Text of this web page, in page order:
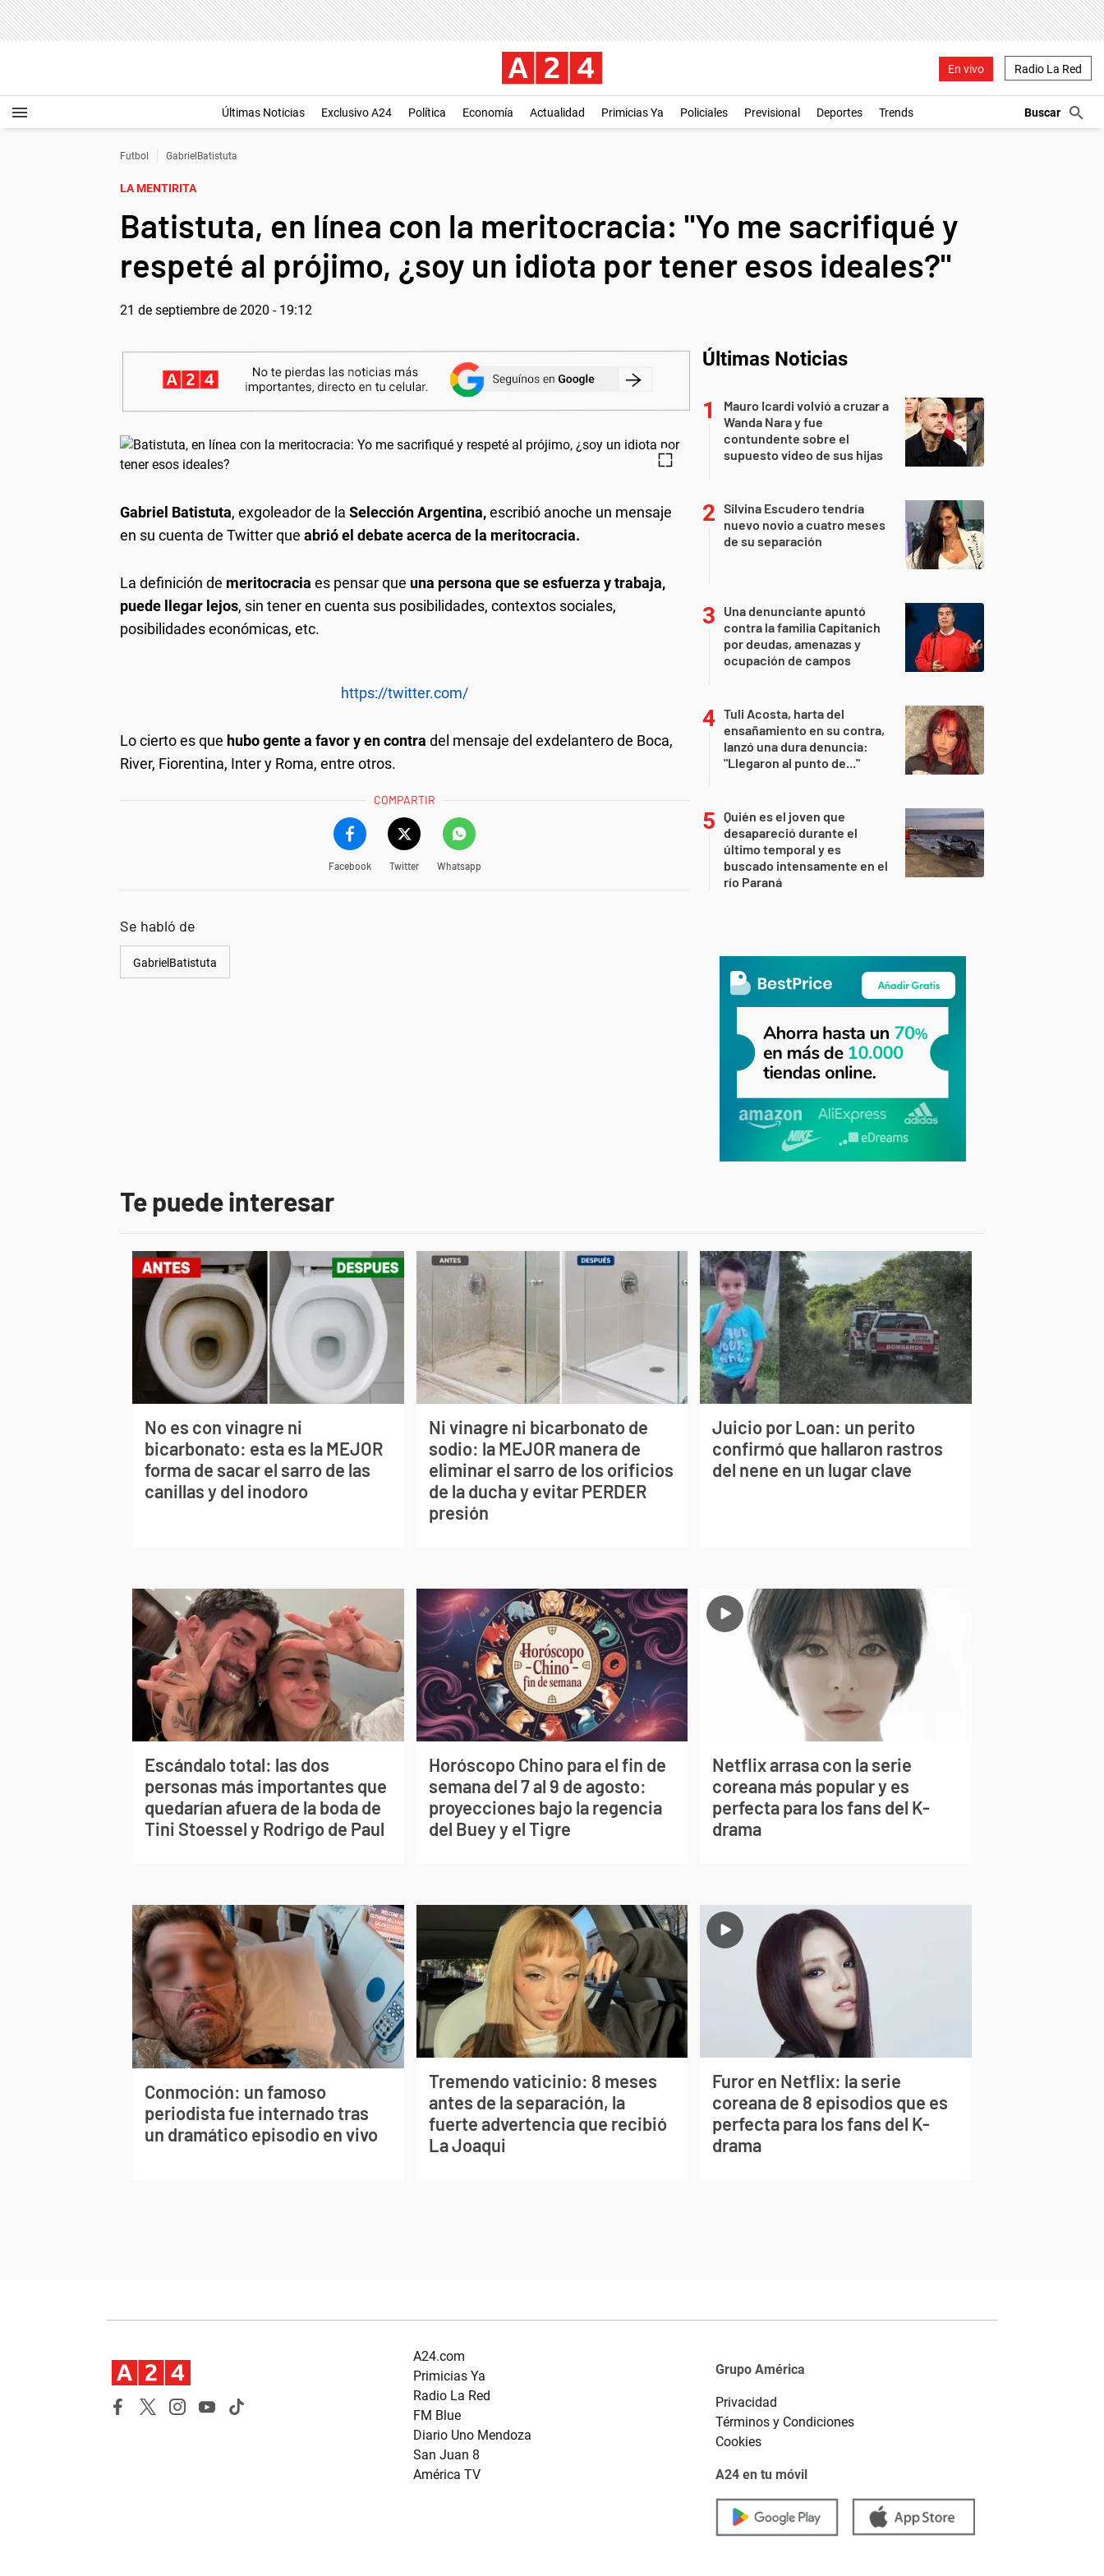
En vivo Radio La Red
Últimas Noticias Exclusivo A24 Política Economía Actualidad Primicias Ya Policiales Previsional Deportes Trends
Futbol GabrielBatistuta
LA MENTIRITA
Batistuta, en línea con la meritocracia: "Yo me sacrifiqué y
respeté al prójimo, ¿soy un idiota por tener esos ideales?"
21 de septiembre de 2020 - 19:12
Gabriel Batistuta, exgoleador de la Selección Argentina,escribió anoche un mensaje
en su cuenta de Twitter que abrió el debate acerca de la meritocracia.
La definición de meritocracia es pensar que una persona que se esfuerza y trabaja,
puede llegar lejos, sin tener en cuenta sus posibilidades, contextos sociales,
posibilidades económicas, etc.
https://twitter.com/
Lo cierto es que hubo gente a favor y en contra del mensaje del exdelantero de Boca,
River, Fiorentina, Inter y Roma, entre otros.
COMPARTIR
Facebook Twitter Whatsapp
Se habló de
GabrielBatistuta
Últimas Noticias
Mauro Icardi volvió a cruzar a
Wanda Nara y fue
contundente sobre el
supuesto video de sus hijas
Silvina Escudero tendría
nuevo novio a cuatro meses
de su separación
Una denunciante apuntó
contra la familia Capitanich
por deudas, amenazas y
ocupación de campos
Tuli Acosta, harta del
ensañamiento en su contra,
lanzó una dura denuncia:
"Llegaron al punto de..."
Quién es el joven que
desapareció durante el
último temporal y es
buscado intensamente en el
río Paraná
Te puede interesar
No es con vinagre ni
bicarbonato: esta es la MEJOR
forma de sacar el sarro de las
canillas y del inodoro
Ni vinagre ni bicarbonato de
sodio: la MEJOR manera de
eliminar el sarro de los orificios
de la ducha y evitar PERDER
presión
Juicio por Loan: un perito
confirmó que hallaron rastros
del nene en un lugar clave
Escándalo total: las dos
personas más importantes que
quedarían afuera de la boda de
Tini Stoessel y Rodrigo de Paul
Horóscopo Chino para el fin de
semana del 7 al 9 de agosto:
proyecciones bajo la regencia
del Buey y el Tigre
Netflix arrasa con la serie
coreana más popular y es
perfecta para los fans del K-
drama
Conmoción: un famoso
periodista fue internado tras
un dramático episodio en vivo
Tremendo vaticinio: 8 meses
antes de la separación, la
fuerte advertencia que recibió
La Joaqui
Furor en Netflix: la serie
coreana de 8 episodios que es
perfecta para los fans del K-
drama
A24.com
Primicias Ya
Radio La Red
FM Blue
Diario Uno Mendoza
San Juan 8
América TV
Grupo América
Privacidad
Términos y Condiciones
Cookies
A24 en tu móvil